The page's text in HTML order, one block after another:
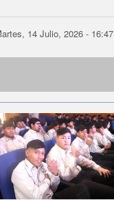
14 Julio, 2026 - 16:47